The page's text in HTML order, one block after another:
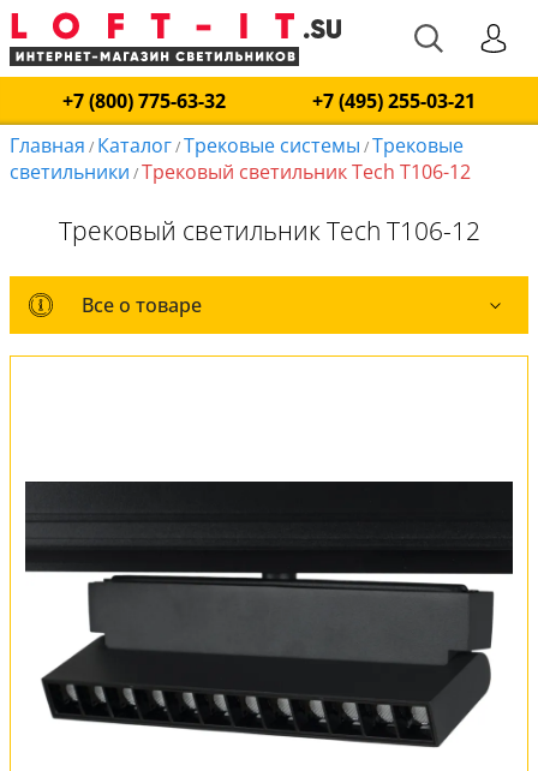
+7 (800) 775-63-32
+7 (495) 255-03-21
Главная / Каталог/Трековые системы /Трековые
светильники /Трековый светильник Tech T106-12
Трековый светильник Tech T106-12
Все о товаре
Все о товаре
Вся коллекция
Обмен и возврат
Установка
FAQ